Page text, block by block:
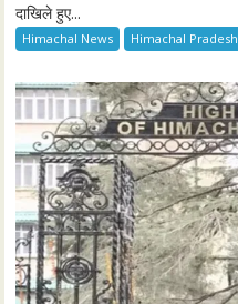
दाखिले हुए...
Himachal News Himachal Pradesh